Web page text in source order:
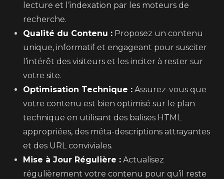
lecture et l’indexation par les moteurs de
recherche.
Qualité du Contenu : Proposez un contenu
unique, informatif et engageant pour susciter
l’intérêt des visiteurs et les inciter à rester sur
votre site.
Optimisation Technique : Assurez-vous que
votre contenu est bien optimisé sur le plan
technique en utilisant des balises HTML
appropriées, des méta-descriptions attrayantes
et des URL conviviales.
Mise à Jour Régulière : Actualisez
régulièrement votre contenu pour qu’il reste